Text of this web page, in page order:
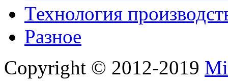
Технология
Разное
Copyright © 2012-2019